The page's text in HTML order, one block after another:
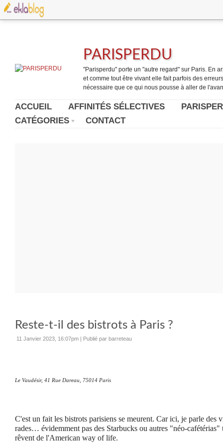
PARISPERDU
"Parisperdu" porte un "autre regard" sur Paris. En
et comme tout être vivant elle fait parfois des
nécessaire que ce qui nous pousse à aller de
ACCUEIL AFFINITÉS SÉLECTIVES
CATÉGORIES
CONTACT
Reste-t-il des bistrots à Paris ?
11 Janvier 2023, 16:07pm | Publié par barreteau
Le Vaudésir, 41 Rue Dareau, 75014 Paris
C'est un fait les bistrots parisiens se meurent. Car ici, je parle des
rades… évidemment pas des Starbucks ou autres "néo-cafétérias"
rêvent de l'American way of life.